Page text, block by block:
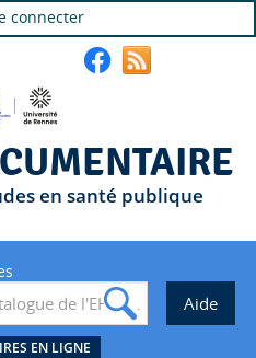
connecter
en santé publique
EN LIGNE